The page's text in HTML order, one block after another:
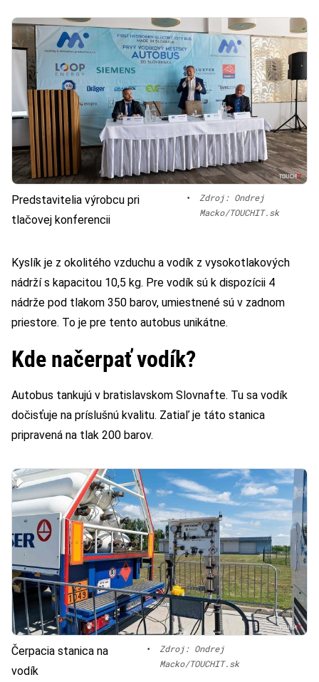
Predstavitelia výrobcu pri
tlačovej konferencii
•
Zdroj: Ondrej
Macko/TOUCHIT.sk
Kyslík je z okolitého vzduchu a vodík z vysokotlakových
nádrží s kapacitou 10,5 kg. Pre vodík sú k dispozícii 4
nádrže pod tlakom 350 barov, umiestnené sú v zadnom
priestore. To je pre tento autobus unikátne.
Kde načerpať vodík?
Autobus tankujú v bratislavskom Slovnafte. Tu sa vodík
dočisťuje na príslušnú kvalitu. Zatiaľ je táto stanica
pripravená na tlak 200 barov.
Čerpacia stanica na
vodík
•
Zdroj: Ondrej
Macko/TOUCHIT.sk